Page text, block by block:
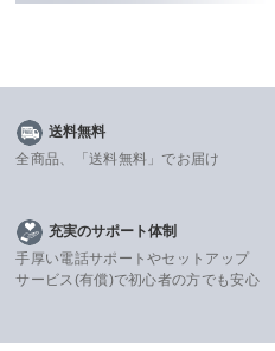
送料無料
全商品、「送料無料」でお届け
充実のサポート体制
手厚い電話サポートやセットアップ
サービス(有償)で初心者の方でも安心